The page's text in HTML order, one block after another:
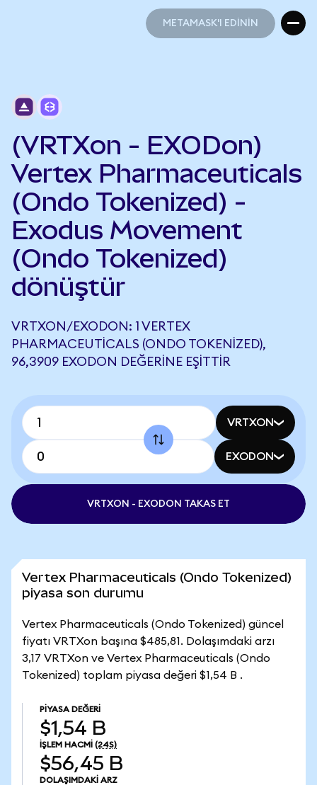
METAMASK'I EDİNİN
(VRTXon - EXODon)
Vertex Pharmaceuticals
(Ondo Tokenized) -
Exodus Movement
(Ondo Tokenized)
dönüştür
VRTXON/EXODON: 1 VERTEX
PHARMACEUTICALS (ONDO TOKENIZED),
96,3909 EXODON DEĞERINE EŞITTIR
VRTXON
EXODON
VRTXON - EXODON TAKAS ET
Vertex Pharmaceuticals (Ondo Tokenized)
piyasa son durumu
Vertex Pharmaceuticals (Ondo Tokenized) güncel
fiyatı VRTXon başına $485,81. Dolaşımdaki arzı
3,17 VRTXon ve Vertex Pharmaceuticals (Ondo
Tokenized) toplam piyasa değeri $1,54 B .
PIYASA DEĞERI
$1,54 B
İŞLEM HACMI (24S)
$56,45 B
DOLAŞIMDAKI ARZ